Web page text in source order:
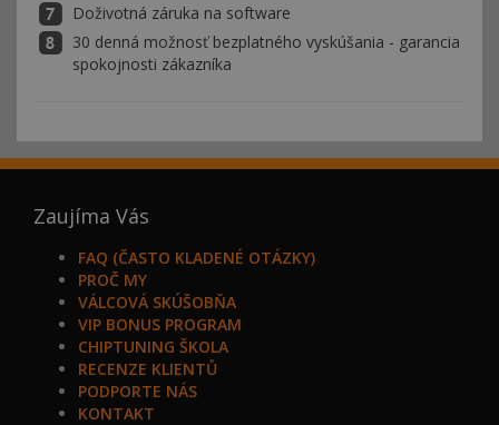
Doživotná záruka na software
30 denná možnosť bezplatného vyskúšania - garancia
spokojnosti zákazníka
Zaujíma Vás
FAQ (ČASTO KLADENÉ OTÁZKY)
PROČ MY
VÁLCOVÁ SKÚŠOBŇA
VIP BONUS PROGRAM
CHIPTUNING ŠKOLA
RECENZE KLIENTŮ
PODPORTE NÁS
KONTAKT